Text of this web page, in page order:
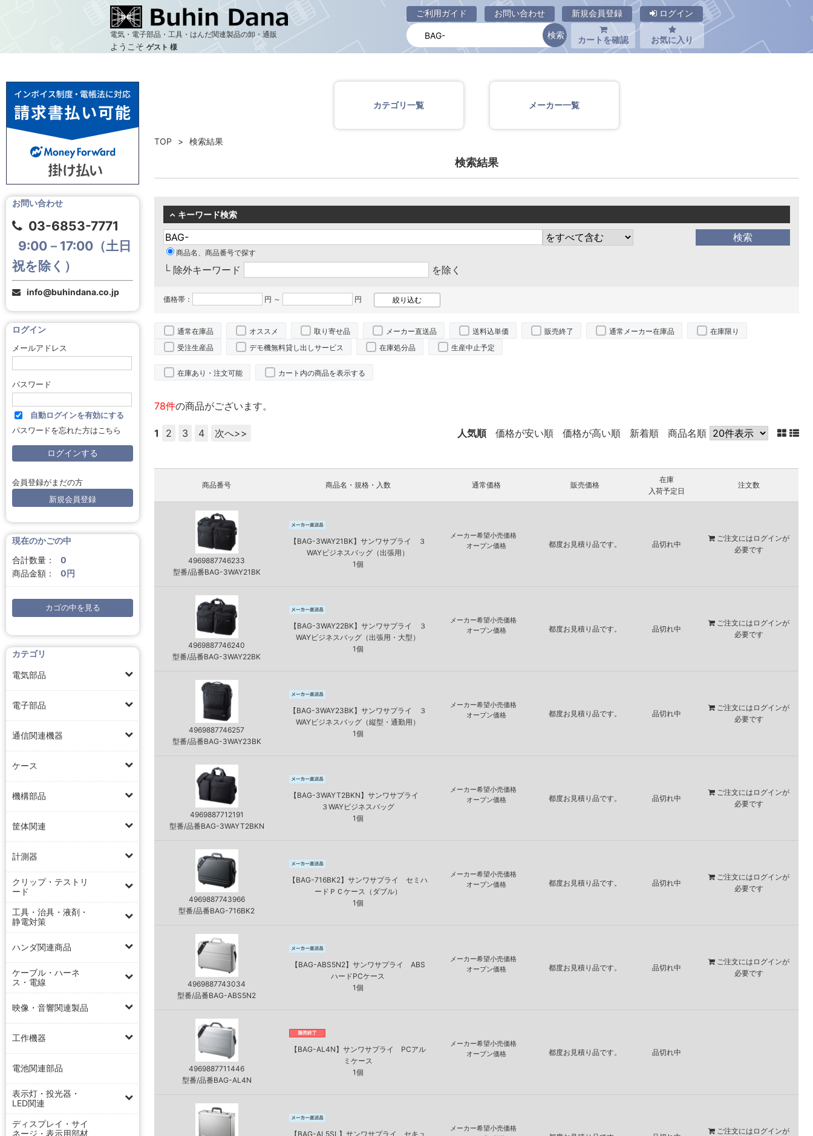
電気・電子部品・工具・はんだ関連製品の卸・通販
ようこそ ゲスト 様
ご利用ガイド お問い合わせ 新規会員登録 ログイン
カートを確認 お気に入り
商品一覧ページ
お問い合わせ
03-6853-7771
9:00－17:00（土日
祝を除く）
info@buhindana.co.jp
ログイン
メールアドレス
パスワード
自動ログインを有効にする
パスワードを忘れた方はこちら
会員登録がまだの方
新規会員登録
現在のかごの中
合計数量：
0
商品金額：
0円
カゴの中を見る
カテゴリ
電気部品
電子部品
通信関連機器
ケース
機構部品
筐体関連
計測器
クリップ・テストリ
ード
工具・治具・液剤・
静電対策
ハンダ関連商品
ケーブル・ハーネ
ス・電線
映像・音響関連製品
工作機器
電池関連部品
表示灯・投光器・
LED関連
ディスプレイ・サイ
ネージ・表示用部材
カテゴリ一覧 メーカー一覧
TOP 検索結果
検索結果
キーワード検索
商品名、商品番号で探す
└ 除外キーワード を除く
価格帯： 円 ～ 円
通常在庫品 オススメ 取り寄せ品 メーカー直送品 送料込単価 販売終了 通常メーカー在庫品
在庫限り
受注生産品
デモ機無料貸し出しサービス 在庫処分品 生産中止予定
在庫あり・注文可能 カート内の商品を表示する
78件の商品がございます。
人気順 価格が安い順 価格が高い順 新着順 商品名順
1 2 3 4 次へ>>
商品番号 商品名・規格・入数 通常価格 販売価格
在庫
入荷予定日
注文数
4969887746233
型番/品番BAG-3WAY21BK
【BAG-3WAY21BK】サンワサプライ ３
WAYビジネスバッグ（出張用）
1個
メーカー希望小売価格
オープン価格
都度お見積り品です。 品切れ中
ご注文には ログインが
必要です
4969887746240
型番/品番BAG-3WAY22BK
【BAG-3WAY22BK】サンワサプライ ３
WAYビジネスバッグ（出張用・大型）
1個
メーカー希望小売価格
オープン価格
都度お見積り品です。 品切れ中
ご注文には ログインが
必要です
4969887746257
型番/品番BAG-3WAY23BK
【BAG-3WAY23BK】サンワサプライ ３
WAYビジネスバッグ（縦型・通勤用）
1個
メーカー希望小売価格
オープン価格
都度お見積り品です。 品切れ中
ご注文には ログインが
必要です
4969887712191
型番/品番BAG-3WAYT2BKN
【BAG-3WAYT2BKN】サンワサプライ
３WAYビジネスバッグ
1個
メーカー希望小売価格
オープン価格
都度お見積り品です。 品切れ中
ご注文には ログインが
必要です
4969887743966
型番/品番BAG-716BK2
【BAG-716BK2】サンワサプライ セミハ
ードＰＣケース（ダブル）
1個
メーカー希望小売価格
オープン価格
都度お見積り品です。 品切れ中
ご注文には ログインが
必要です
4969887743034
型番/品番BAG-ABS5N2
【BAG-ABS5N2】サンワサプライ ABS
ハードPCケース
1個
メーカー希望小売価格
オープン価格
都度お見積り品です。 品切れ中
ご注文には ログインが
必要です
4969887711446
型番/品番BAG-AL4N
【BAG-AL4N】サンワサプライ PCアル
ミケース
1個
メーカー希望小売価格
オープン価格
都度お見積り品です。 品切れ中
【BAG-AL5SL】サンワサプライ セキュ
メーカー希望小売価格
ご注文には ログインが